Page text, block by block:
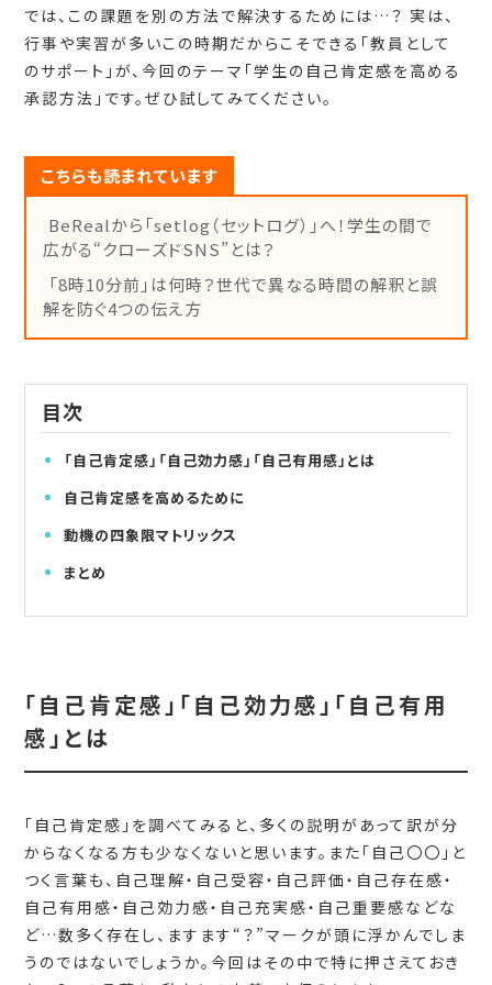
では、この課題を別の方法で解決するためには…？ 実は、
行事や実習が多いこの時期だからこそできる「教員として
のサポート」が、今回のテーマ「学生の自己肯定感を高める
承認方法」です。ぜひ試してみてください。
こちらも読まれています
BeRealから「setlog（セットログ）」へ！学生の間で
広がる“クローズドSNS”とは？
「8時10分前」は何時？世代で異なる時間の解釈と誤
解を防ぐ4つの伝え方
目次
「自己肯定感」「自己効力感」「自己有用感」とは
自己肯定感を高めるために
動機の四象限マトリックス
まとめ
「自己肯定感」「自己効力感」「自己有用
感」とは
「自己肯定感」を調べてみると、多くの説明があって訳が分
からなくなる方も少なくないと思います。また「自己〇〇」と
つく言葉も、自己理解・自己受容・自己評価・自己存在感・
自己有用感・自己効力感・自己充実感・自己重要感などな
ど…数多く存在し、ますます“？”マークが頭に浮かんでしま
うのではないでしょうか。今回はその中で特に押さえておき